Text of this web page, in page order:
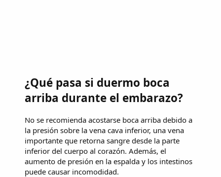
¿Qué pasa si duermo boca
arriba durante el embarazo?
No se recomienda acostarse boca arriba debido a
la presión sobre la vena cava inferior, una vena
importante que retorna sangre desde la parte
inferior del cuerpo al corazón. Además, el
aumento de presión en la espalda y los intestinos
puede causar incomodidad.